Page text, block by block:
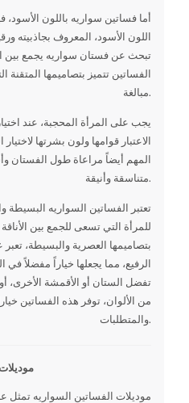
أما فساتين سواريه باللون الأسود،
اللون الأسود، المعروف بجاذبيته
تبحث عن فستان سواريه يجمع بين
الفساتين تتميز بتصاميمها المتقنة
مبالغة.
يجب على المرأة المحجبة، عند
الاعتبار قوامها ولون بشرتها
المهم أيضاً مراعاة طول الفستان
متناسقة وأنيقة.
تعتبر الفساتين السواريه البسيطة
للمرأة التي تسعى للجمع بين
بتصاميمها العصرية والبسيطة،
الرفيع، مما يجعلها خياراً مفضلاً
تفضل الستان أو الأقمشة الأخرى،
من الألوان، توفر هذه الفساتين
والمتطلبات.
موديلات الفساتين السواريه تمثل